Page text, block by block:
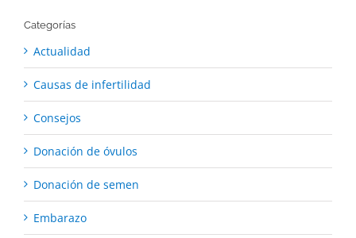
Categorías
Actualidad
Causas de infertilidad
Consejos
Donación de óvulos
Donación de semen
Embarazo